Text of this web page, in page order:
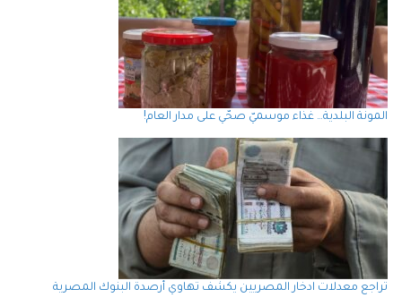
المونة البلدية… غذاء موسميّ صحّي على مدار العام!
تراجع معدلات ادخار المصريين يكشف تهاوي أرصدة البنوك المصرية